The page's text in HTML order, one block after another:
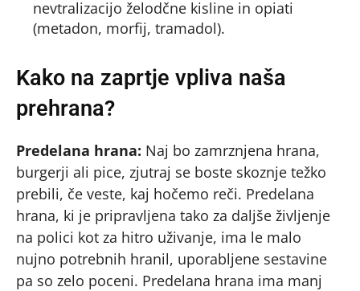
nevtralizacijo želodčne kisline in opiati
(metadon, morfij, tramadol).
Kako na zaprtje vpliva naša
prehrana?
Predelana hrana: Naj bo zamrznjena hrana,
burgerji ali pice, zjutraj se boste skoznje težko
prebili, če veste, kaj hočemo reči. Predelana
hrana, ki je pripravljena tako za daljše življenje
na polici kot za hitro uživanje, ima le malo
nujno potrebnih hranil, uporabljene sestavine
pa so zelo poceni. Predelana hrana ima manj